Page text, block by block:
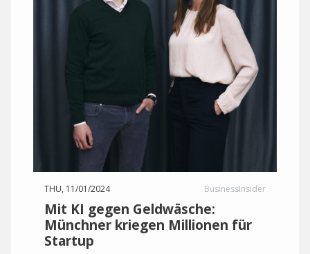
THU, 11/01/2024 BusinessInsider
Mit KI gegen Geldwäsche:
Münchner kriegen Millionen für
Startup